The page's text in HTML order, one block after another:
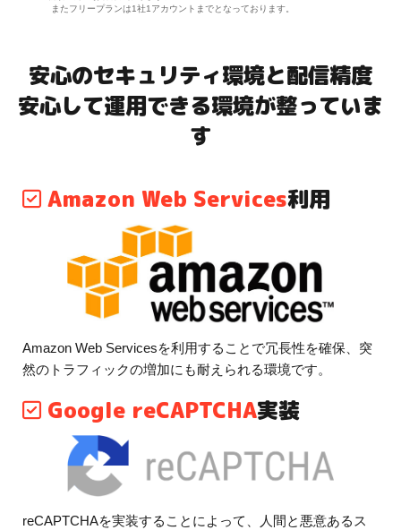
またフリープランは1社1アカウントまでとなっております。
安心のセキュリティ環境と配信精度
安心して運用できる環境が整っていま
す
Amazon Web Services利用
Amazon Web Servicesを利用することで冗長性を確保、突
然のトラフィックの増加にも耐えられる環境です。
Google reCAPTCHA実装
reCAPTCHAを実装することによって、人間と悪意あるス